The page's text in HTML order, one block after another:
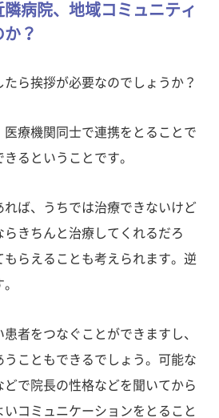
病院、地域コミュニティ
？
ら挨拶が必要なのでしょうか？
医療機関同士で連携をとることで
るということです。
れば、うちでは治療できないけど
らきちんと治療してくれるだろ
もらえることも考えられます。逆
者をつなぐことができますし、
うこともできるでしょう。可能な
どで院長の性格などを聞いてから
コミュニケーションをとること